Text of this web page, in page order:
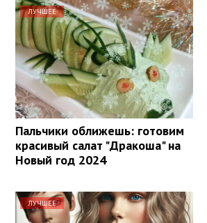
ЛУЧШЕЕ
Пальчики оближешь: готовим
красивый салат "Дракоша" на
Новый год 2024
ЛУЧШЕЕ